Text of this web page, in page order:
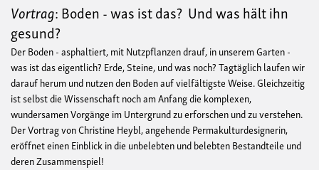
Vortrag: Boden - was ist das? Und was hält ihn
gesund?
Der Boden - asphaltiert, mit Nutzpflanzen drauf, in unserem Garten -
was ist das eigentlich? Erde, Steine, und was noch? Tagtäglich laufen wir
darauf herum und nutzen den Boden auf vielfältigste Weise. Gleichzeitig
ist selbst die Wissenschaft noch am Anfang die komplexen,
wundersamen Vorgänge im Untergrund zu erforschen und zu verstehen.
Der Vortrag von Christine Heybl, angehende Permakulturdesignerin,
eröffnet einen Einblick in die unbelebten und belebten Bestandteile und
deren Zusammenspiel!